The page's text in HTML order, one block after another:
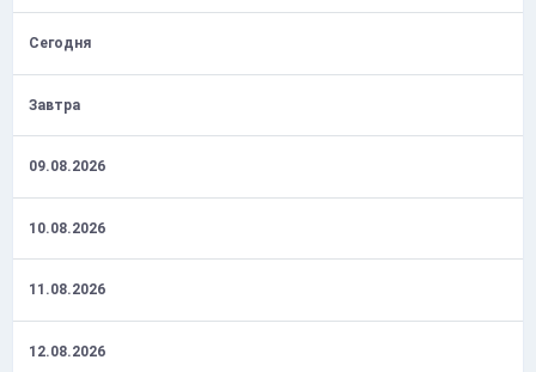
Сегодня
Завтра
09.08.2026
10.08.2026
11.08.2026
12.08.2026